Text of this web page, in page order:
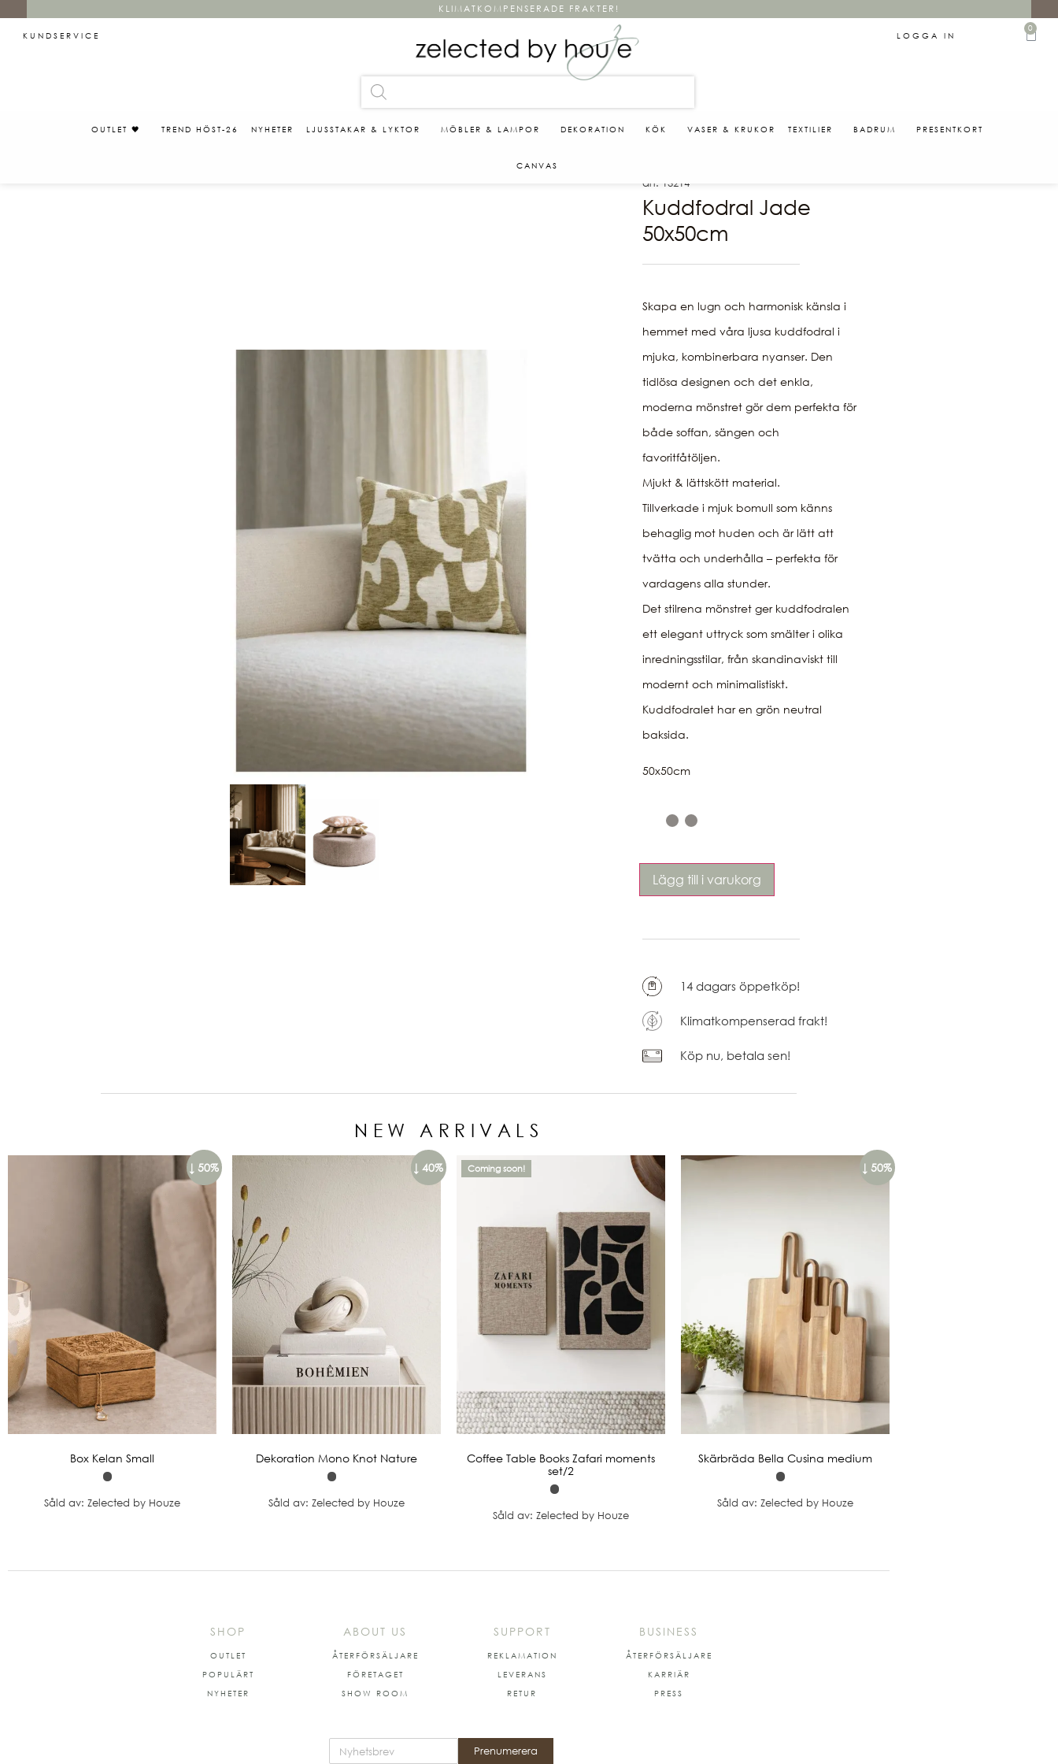
KLIMATKOMPENSERADE FRAKTER!
KUNDSERVICE LOGGA IN
0
OUTLET 🖤 TREND HÖST-26 NYHETER LJUSSTAKAR & LYKTOR MÖBLER & LAMPOR DEKORATION KÖK VASER & KRUKOR TEXTILIER BADRUM PRESENTKORT
CANVAS
art. 13214
Kuddfodral Jade
50x50cm
Skapa en lugn och harmonisk känsla i
hemmet med våra ljusa kuddfodral i
mjuka, kombinerbara nyanser. Den
tidlösa designen och det enkla,
moderna mönstret gör dem perfekta för
både soffan, sängen och
favoritfåtöljen.
Mjukt & lättskött material.
Tillverkade i mjuk bomull som känns
behaglig mot huden och är lätt att
tvätta och underhålla – perfekta för
vardagens alla stunder.
Det stilrena mönstret ger kuddfodralen
ett elegant uttryck som smälter i olika
inredningsstilar, från skandinaviskt till
modernt och minimalistiskt.
Kuddfodralet har en grön neutral
baksida.
50x50cm
Lägg till i varukorg
14 dagars öppetköp!
Klimatkompenserad frakt!
Köp nu, betala sen!
NEW ARRIVALS
↓ 50%
Box Kelan Small
Såld av: Zelected by Houze
↓ 40%
Dekoration Mono Knot Nature
Såld av: Zelected by Houze
Coming soon!
Coffee Table Books Zafari moments
set/2
Såld av: Zelected by Houze
↓ 50%
Skärbräda Bella Cusina medium
Såld av: Zelected by Houze
SHOP
OUTLET
POPULÄRT
NYHETER
ABOUT US
ÅTERFÖRSÄLJARE
FÖRETAGET
SHOW ROOM
SUPPORT
REKLAMATION
LEVERANS
RETUR
BUSINESS
ÅTERFÖRSÄLJARE
KARRIÄR
PRESS
Prenumerera